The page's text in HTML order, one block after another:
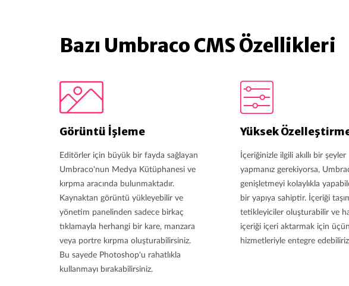
Bazı Umbraco CMS Özellikleri
Görüntü İşleme
Editörler için büyük bir fayda sağlayan
Umbraco'nun Medya Kütüphanesi ve
kırpma aracında bulunmaktadır.
Kaynaktan görüntü yükleyebilir ve
yönetim panelinden sadece birkaç
tıklamayla herhangi bir kare, manzara
veya portre kırpma oluşturabilirsiniz.
Bu sayede Photoshop'u rahatlıkla
kullanmayı bırakabilirsiniz.
Yüksek
İçeriğinizle ilgili akıllı bir şeyler
yapmanız gerekiyorsa,
genişletmeyi kolaylıkla
bir yapıya sahiptir. İçeriği
tetikleyiciler oluşturabilir ve
içeriği içeri aktarmak için
hizmetleriyle entegre